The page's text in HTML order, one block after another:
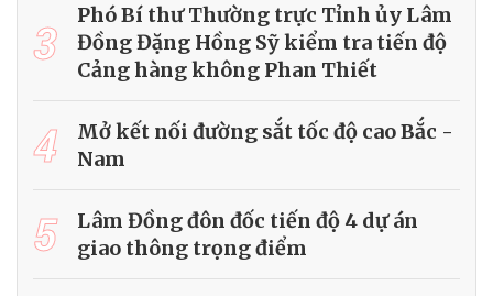
3
Phó Bí thư Thường trực Tỉnh ủy Lâm
Đồng Đặng Hồng Sỹ kiểm tra tiến độ
Cảng hàng không Phan Thiết
4
Mở kết nối đường sắt tốc độ cao Bắc -
Nam
5
Lâm Đồng đôn đốc tiến độ 4 dự án
giao thông trọng điểm